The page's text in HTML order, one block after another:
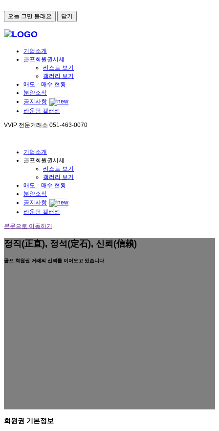
오늘 그만 볼래요 닫기
기업소개
골프회원권시세
리스트 보기
갤러리 보기
매도ㆍ매수 현황
분양소식
공지사항
라운딩 갤러리
VVIP 전문거래소 051-463-0070
기업소개
골프회원권시세
리스트 보기
갤러리 보기
매도ㆍ매수 현황
분양소식
공지사항
라운딩 갤러리
본문으로 이동하기
정직(正直), 정석(定石), 신뢰(信賴)
골프 회원권 거래의 신뢰를 이어오고 있습니다.
회원권 기본정보